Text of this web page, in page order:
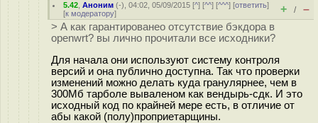
5.42 ,Аноним (-), 04:02, 05/09/2015 [^] [^^] [^^^] [ответить]
[к модератору] + / –
> А как гарантированео отсутствие бэкдора в
openwrt? вы лично прочитали все исходники?
Для начала они используют систему контроля
версий и она публично доступна. Так что проверки
изменений можно делать куда гранулярнее, чем в
300Мб тарболе вываленом как вендырь-сдк. И это
исходный код по крайней мере есть, в отличие от
абы какой (полу)проприетарщины.